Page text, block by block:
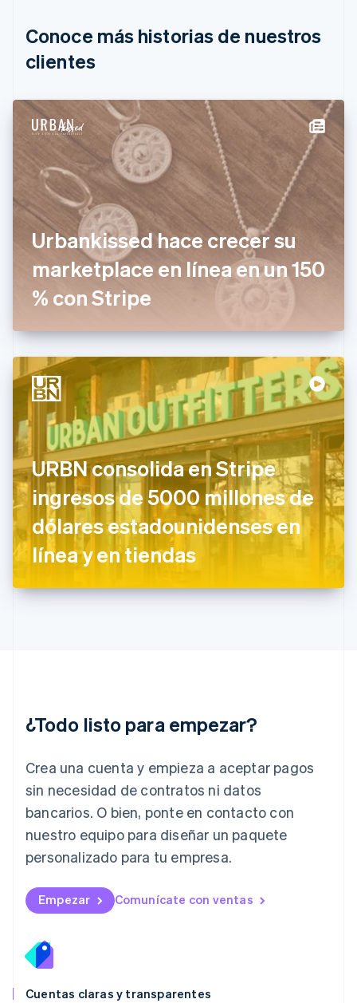
Conoce más historias de nuestros
clientes
Urbankissed hace crecer su
marketplace en línea en un 150
% con Stripe
URBN consolida en Stripe
ingresos de 5000 millones de
dólares estadounidenses en
línea y en tiendas
¿Todo listo para empezar?
Crea una cuenta y empieza a aceptar pagos
sin necesidad de contratos ni datos
bancarios. O bien, ponte en contacto con
nuestro equipo para diseñar un paquete
personalizado para tu empresa.
Empezar Comunícate con ventas
Cuentas claras y transparentes
Bulgaria
English
Canadá
China continental
简体中文 English
Chipre
English
Croacia
EnglishItaliano
Dinamarca
English
Emiratos Árabes Unidos
English
Eslovaquia
Eslovenia
España
Estados Unidos
English Español
Estonia
English
Finlandia
EnglishSvenska
Francia
FrançaisEnglish
Gibraltar
English
Grecia
English
Hungría
India
Letonia
English
Deutsch English
Lituania
English
Luxemburgo
FrançaisDeutsch English
English 简体中文
English
México
Noruega
English
English